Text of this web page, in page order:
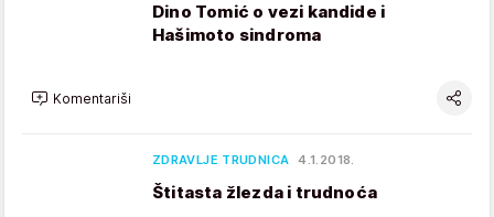
Dino Tomić o vezi kandide i
Hašimoto sindroma
Komentariši
ZDRAVLJE TRUDNICA 4.1.2018.
Štitasta žlezda i trudnoća